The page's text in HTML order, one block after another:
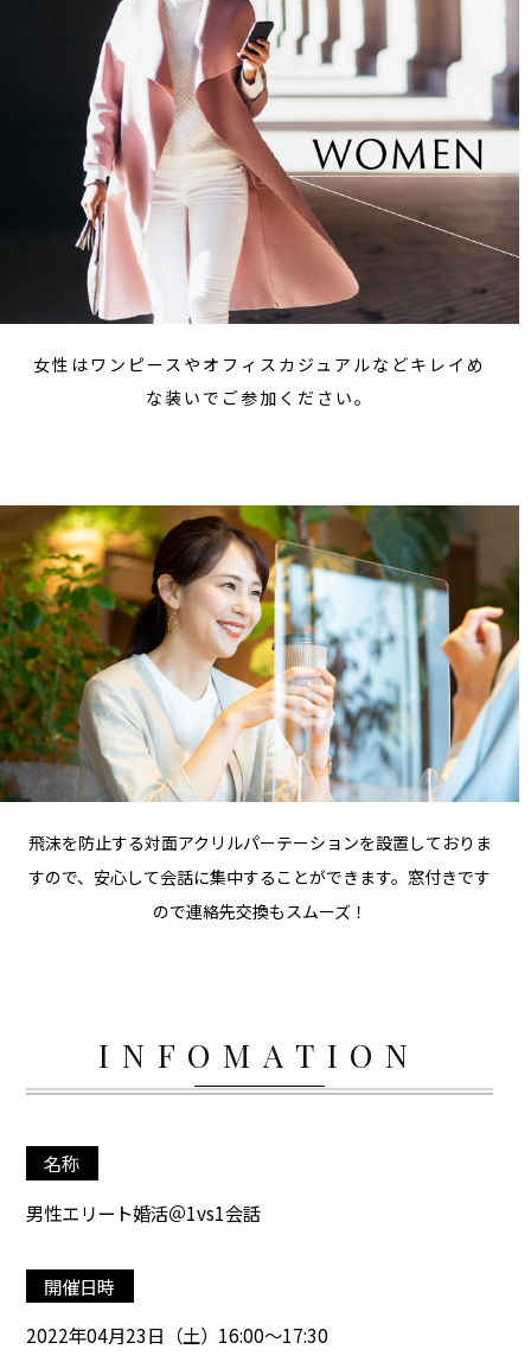
女性はワンピースやオフィスカジュアルなどキレイめ
な装いでご参加ください。
飛沫を防止する対面アクリルパーテーションを設置しておりま
すので、安心して会話に集中することができます。窓付きです
ので連絡先交換もスムーズ！
INFOMATION
名称
男性エリート婚活＠1vs1会話
開催日時
2022年04月23日（土）16:00～17:30